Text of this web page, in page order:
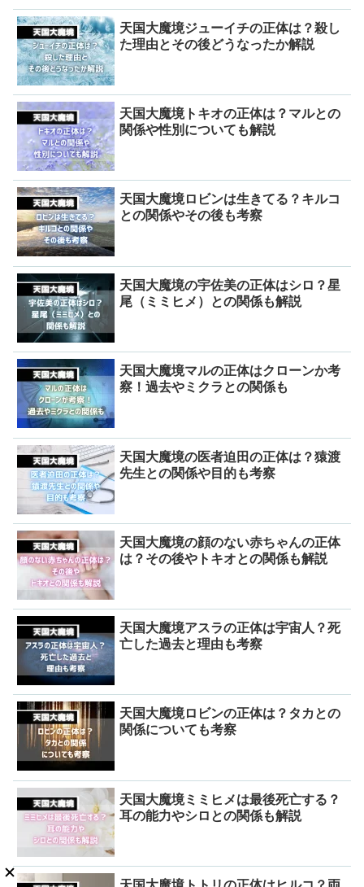
天国大魔境ジューイチの正体は？殺し
た理由とその後どうなったか解説
天国大魔境トキオの正体は？マルとの
関係や性別についても解説
天国大魔境ロビンは生きてる？キルコ
との関係やその後も考察
天国大魔境の宇佐美の正体はシロ？星
尾（ミミヒメ）との関係も解説
天国大魔境マルの正体はクローンか考
察！過去やミクラとの関係も
天国大魔境の医者迫田の正体は？猿渡
先生との関係や目的も考察
天国大魔境の顔のない赤ちゃんの正体
は？その後やトキオとの関係も解説
天国大魔境アスラの正体は宇宙人？死
亡した過去と理由も考察
天国大魔境ロビンの正体は？タカとの
関係についても考察
天国大魔境ミミヒメは最後死亡する？
耳の能力やシロとの関係も解説